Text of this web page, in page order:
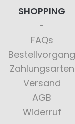
SHOPPING
FAQs
Bestellvorgang
Zahlungsarten
Versand
AGB
Widerruf